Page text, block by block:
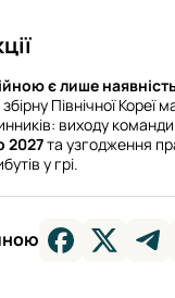
є лише наявність
Північної Кореї
виходу
2027та узгодження
у грі.